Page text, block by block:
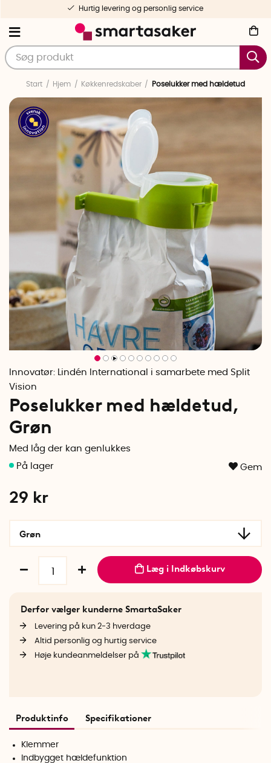
Hurtig levering og personlig service
Start Hjem Køkkenredskaber Poselukker med hældetud
Innovatør: Lindén International i samarbete med Split
Vision
Poselukker med hældetud,
Grøn
Med låg der kan genlukkes
Gem
29 kr
Grøn
Læg i Indkøbskurv
Derfor vælger kunderne SmartaSaker
Levering på kun 2-3 hverdage
Altid personlig og hurtig service
Høje kundeanmeldelser på
Produktinfo Specifikationer
Klemmer
Indbygget hældefunktion